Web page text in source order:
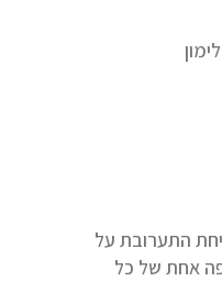
התערובת על
אחת של כל